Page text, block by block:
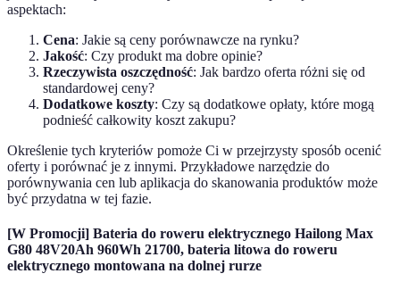
aspektach:
Cena: Jakie są ceny porównawcze na rynku?
Jakość: Czy produkt ma dobre opinie?
Rzeczywista oszczędność: Jak bardzo oferta różni się od
standardowej ceny?
Dodatkowe koszty: Czy są dodatkowe opłaty, które mogą
podnieść całkowity koszt zakupu?
Określenie tych kryteriów pomoże Ci w przejrzysty sposób ocenić
oferty i porównać je z innymi. Przykładowe narzędzie do
porównywania cen lub aplikacja do skanowania produktów może
być przydatna w tej fazie.
[W Promocji] Bateria do roweru elektrycznego Hailong Max
G80 48V20Ah 960Wh 21700, bateria litowa do roweru
elektrycznego montowana na dolnej rurze